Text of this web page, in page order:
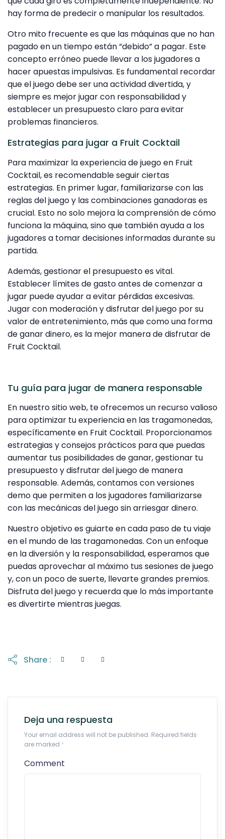
hay forma de predecir o manipular los resultados.
Otro mito frecuente es que las máquinas que no han
pagado en un tiempo están “debido” a pagar. Este
concepto erróneo puede llevar a los jugadores a
hacer apuestas impulsivas. Es fundamental recordar
que el juego debe ser una actividad divertida, y
siempre es mejor jugar con responsabilidad y
establecer un presupuesto claro para evitar
problemas financieros.
Estrategias para jugar a Fruit Cocktail
Para maximizar la experiencia de juego en Fruit
Cocktail, es recomendable seguir ciertas
estrategias. En primer lugar, familiarizarse con las
reglas del juego y las combinaciones ganadoras es
crucial. Esto no solo mejora la comprensión de cómo
funciona la máquina, sino que también ayuda a los
jugadores a tomar decisiones informadas durante su
partida.
Además, gestionar el presupuesto es vital.
Establecer límites de gasto antes de comenzar a
jugar puede ayudar a evitar pérdidas excesivas.
Jugar con moderación y disfrutar del juego por su
valor de entretenimiento, más que como una forma
de ganar dinero, es la mejor manera de disfrutar de
Fruit Cocktail.
Tu guía para jugar de manera responsable
En nuestro sitio web, te ofrecemos un recurso valioso
para optimizar tu experiencia en las tragamonedas,
específicamente en Fruit Cocktail. Proporcionamos
estrategias y consejos prácticos para que puedas
aumentar tus posibilidades de ganar, gestionar tu
presupuesto y disfrutar del juego de manera
responsable. Además, contamos con versiones
demo que permiten a los jugadores familiarizarse
con las mecánicas del juego sin arriesgar dinero.
Nuestro objetivo es guiarte en cada paso de tu viaje
en el mundo de las tragamonedas. Con un enfoque
en la diversión y la responsabilidad, esperamos que
puedas aprovechar al máximo tus sesiones de juego
y, con un poco de suerte, llevarte grandes premios.
Disfruta del juego y recuerda que lo más importante
es divertirte mientras juegas.
Share :
Deja una respuesta
Your email address will not be published. Required fields
are marked *
Comment